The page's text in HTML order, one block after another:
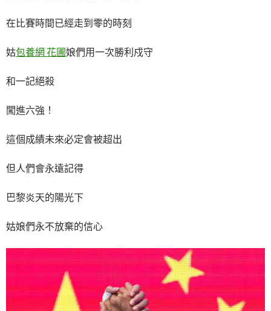
在比賽時間已經走到零的時刻
姑包養網 花圃娘們用一次勝利戍守
和一記絕殺
闖進六強！
這個成績未來必定會被超出
但人們會永遠記得
巴黎炎天的陽光下
姑娘們永不放棄的信心